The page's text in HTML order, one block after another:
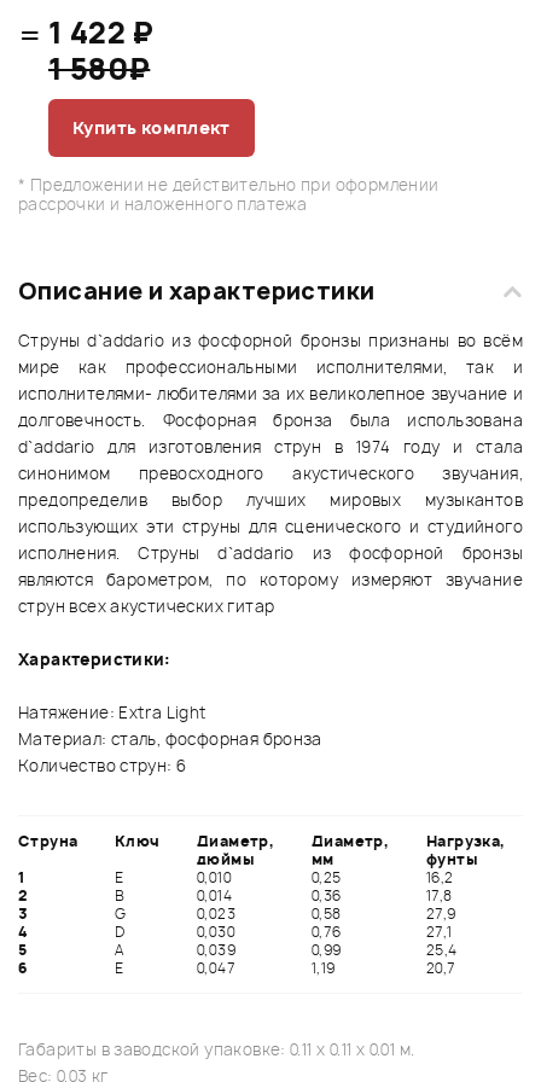
= 1 422 ₽
1 580₽
Купить комплект
* Предложении не действительно при оформлении
рассрочки и наложенного платежа
Описание и характеристики
Струны d`addario из фосфорной бронзы признаны во всём
мире как профессиональными исполнителями, так и
исполнителями- любителями за их великолепное звучание и
долговечность. Фосфорная бронза была использована
d`addario для изготовления струн в 1974 году и стала
синонимом превосходного акустического звучания,
предопределив выбор лучших мировых музыкантов
использующих эти струны для сценического и студийного
исполнения. Струны d`addario из фосфорной бронзы
являются барометром, по которому измеряют звучание
струн всех акустических гитар
Характеристики:
Натяжение: Extra Light
Материал: сталь, фосфорная бронза
Количество струн: 6
Струна
1
2
3
4
5
6
Ключ
Е
B
G
D
A
E
Диаметр,
дюймы
0,010
0,014
0,023
0,030
0,039
0,047
Диаметр,
мм
0,25
0,36
0,58
0,76
0,99
1,19
Нагрузка,
фунты
16,2
17,8
27,9
27,1
25,4
20,7
Габариты в заводской упаковке: 0.11 x 0.11 x 0.01 м.
Вес: 0.03 кг